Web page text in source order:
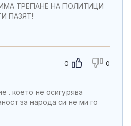
ТРЕПАНЕ НА ПОЛИТИЦИ
ПАЗЯТ!
0 0
. което не осигурява
за народа си не ми го